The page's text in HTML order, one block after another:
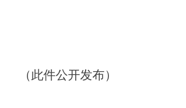
（此件公开发布）